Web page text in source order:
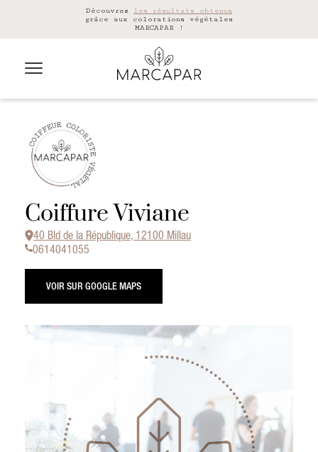
Découvrez les résultats obtenus
grâce aux colorations végétales
MARCAPAR !
Coiffure Viviane
40 Bld de la République, 12100 Millau
0614041055
VOIR SUR GOOGLE MAPS